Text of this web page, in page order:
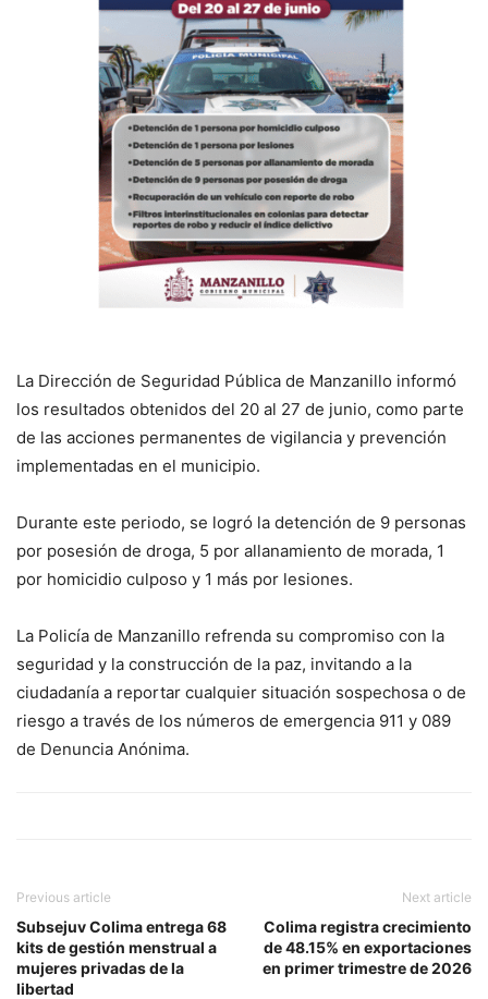
La Dirección de Seguridad Pública de Manzanillo informó
los resultados obtenidos del 20 al 27 de junio, como parte
de las acciones permanentes de vigilancia y prevención
implementadas en el municipio.
Durante este periodo, se logró la detención de 9 personas
por posesión de droga, 5 por allanamiento de morada, 1
por homicidio culposo y 1 más por lesiones.
La Policía de Manzanillo refrenda su compromiso con la
seguridad y la construcción de la paz, invitando a la
ciudadanía a reportar cualquier situación sospechosa o de
riesgo a través de los números de emergencia 911 y 089
de Denuncia Anónima.
Previous article
Subsejuv Colima entrega 68
kits de gestión menstrual a
mujeres privadas de la
libertad
Next article
Colima registra crecimiento
de 48.15% en exportaciones
en primer trimestre de 2026